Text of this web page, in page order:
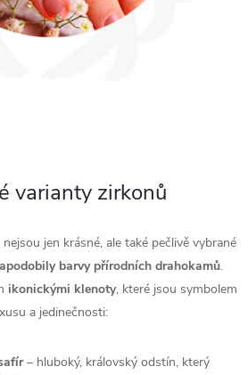
varianty zirkonů
jen krásné, ale také pečlivě vybrané
barvy přírodních drahokamů.
ikonickými klenoty, které jsou symbolem
a jedinečnosti:
– hluboký, královský odstín, který